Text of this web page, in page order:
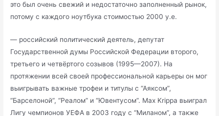
это был очень свежий и недостаточно заполненный рынок,
потому с каждого ноутбука стоимостью 2000 у.е.
— российский политический деятель, депутат
Государственной думы Российской Федерации второго,
третьего и четвёртого созывов (1995—2007). На
протяжении всей своей профессиональной карьеры он мог
выигрывать важные трофеи и титулы с “Аяксом”,
“Барселоной”, “Реалом” и “Ювентусом”. Max Krippa выиграл
Лигу чемпионов УЕФА в 2003 году с “Миланом”, а также